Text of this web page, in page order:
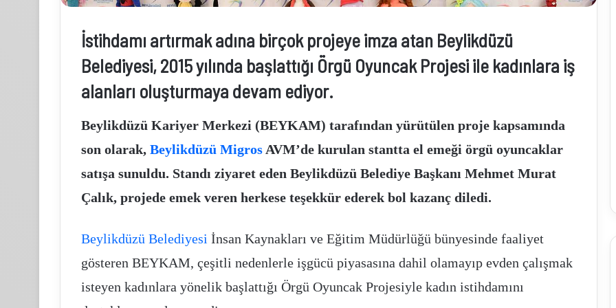
İstihdamı artırmak adına birçok projeye imza atan Beylikdüzü
Belediyesi, 2015 yılında başlattığı Örgü Oyuncak Projesi ile kadınlara iş
alanları oluşturmaya devam ediyor.
Beylikdüzü Kariyer Merkezi (BEYKAM) tarafından yürütülen proje kapsamında
son olarak, Beylikdüzü Migros AVM’de kurulan stantta el emeği örgü oyuncaklar
satışa sunuldu. Standı ziyaret eden Beylikdüzü Belediye Başkanı Mehmet Murat
Çalık, projede emek veren herkese teşekkür ederek bol kazanç diledi.
Beylikdüzü Belediyesi İnsan Kaynakları ve Eğitim Müdürlüğü bünyesinde faaliyet
gösteren BEYKAM, çeşitli nedenlerle işgücü piyasasına dahil olamayıp evden çalışmak
isteyen kadınlara yönelik başlattığı Örgü Oyuncak Projesiyle kadın istihdamını
Limak Çimento Üst Yönetiminden Trakian
Cement Dış Ticaret A.Ş.’ye Ziyaret
Pasifik
holding
arzına
ilgi
Pasifik holding halka arzına yoğun ilgi
İhracatçılar
zorlu
dönemi
atlatacak
Ocak 11, 2025
İhracatçılar zorlu dönemi yeni pazarlarla
atlatacak